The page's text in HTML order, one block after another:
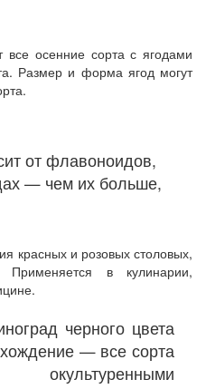
осенние сорта с ягодами
Размер и форма ягод могут
от флавоноидов,
— чем их больше,
красных и розовых столовых,
в кулинарии,
черного цвета
— все сорта